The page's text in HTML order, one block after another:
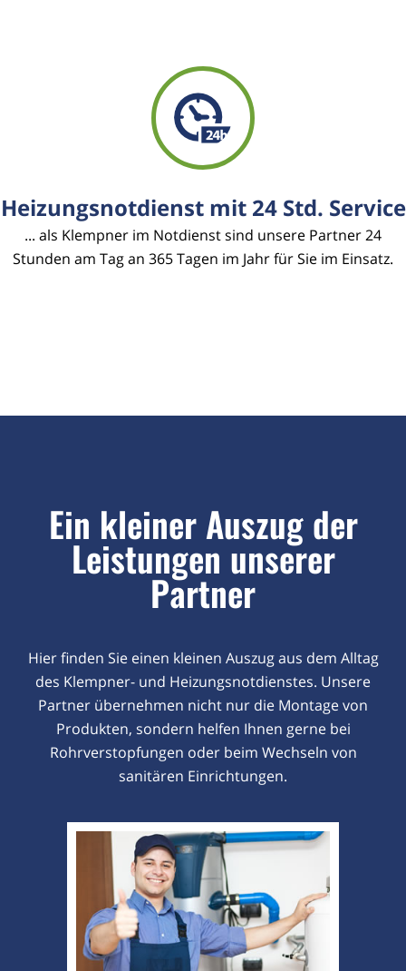
Heizungsnotdienst mit 24 Std. Service
... als Klempner im Notdienst sind unsere Partner 24
Stunden am Tag an 365 Tagen im Jahr für Sie im Einsatz.
Ein kleiner Auszug der
Leistungen unserer
Partner
Hier finden Sie einen kleinen Auszug aus dem Alltag
des Klempner- und Heizungsnotdienstes. Unsere
Partner übernehmen nicht nur die Montage von
Produkten, sondern helfen Ihnen gerne bei
Rohrverstopfungen oder beim Wechseln von
sanitären Einrichtungen.